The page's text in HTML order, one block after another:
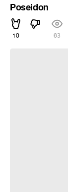
Poseidon
10 63